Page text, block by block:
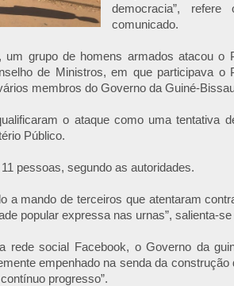
democracia”,
comunicado.
um grupo de homens armados atacou o
de Ministros, em que participava o
membros do Governo da Guiné-
o ataque como uma tentativa
Público.
pessoas, segundo as autoridades.
a mando de terceiros que atentaram
popular expressa nas urnas”, salienta-
rede social Facebook, o Governo da
empenhado na senda da
progresso”.